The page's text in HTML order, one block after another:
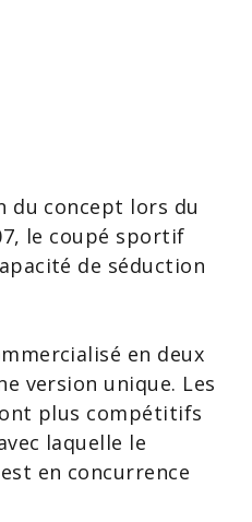
du concept lors du
le coupé sportif
de séduction
en deux
version unique. Les
plus compétitifs
laquelle le
est en concurrence